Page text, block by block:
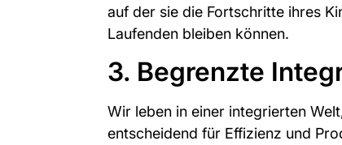
auf der sie die Fortschritte ihres
Laufenden bleiben können.
3. Begrenzte
Wir leben in einer integrierten
entscheidend für Effizienz und